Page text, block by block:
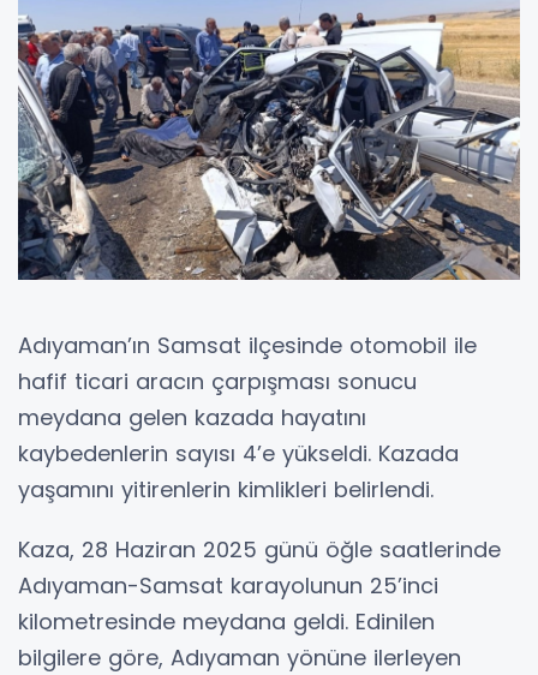
Adıyaman’ın Samsat ilçesinde otomobil ile
hafif ticari aracın çarpışması sonucu
meydana gelen kazada hayatını
kaybedenlerin sayısı 4’e yükseldi. Kazada
yaşamını yitirenlerin kimlikleri belirlendi.
Kaza, 28 Haziran 2025 günü öğle saatlerinde
Adıyaman-Samsat karayolunun 25’inci
kilometresinde meydana geldi. Edinilen
bilgilere göre, Adıyaman yönüne ilerleyen